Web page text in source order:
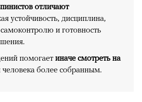
отличают
устойчивость, дисциплина,
и готовность
помогает иначе смотреть на
человека более собранным.